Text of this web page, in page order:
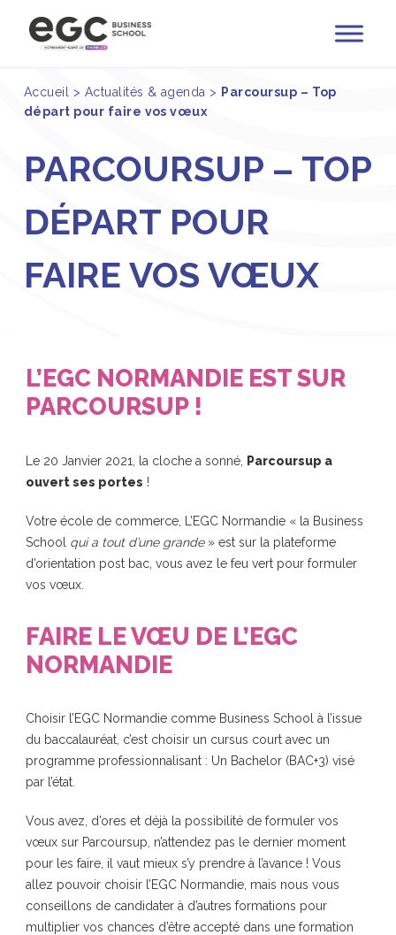
Accueil > Actualités & agenda > Parcoursup – Top
départ pour faire vos vœux
PARCOURSUP – TOP
DÉPART POUR
FAIRE VOS VŒUX
L’EGC NORMANDIE EST SUR
PARCOURSUP !
Le 20 Janvier 2021, la cloche a sonné, Parcoursup a
ouvert ses portes !
Votre école de commerce, L’EGC Normandie « la Business
School qui a tout d’une grande» est sur la plateforme
d’orientation post bac, vous avez le feu vert pour formuler
vos vœux.
FAIRE LE VŒU DE L’EGC
NORMANDIE
Choisir l’EGC Normandie comme Business School à l’issue
du baccalauréat, c’est choisir un cursus court avec un
programme professionnalisant : Un Bachelor (BAC+3) visé
par l’état
Vous avez, d’ores et déjà la possibilité deformuler vos
vœux sur Parcoursup , n’attendez pas le dernier moment
pour les faire, il vaut mieux s’y prendre à l’avance ! Vous
allez pouvoir choisir l’EGC Normandie, mais nous vous
conseillons de candidater à d’autres formations pour
multiplier vos chances d’être accepté dans une formation